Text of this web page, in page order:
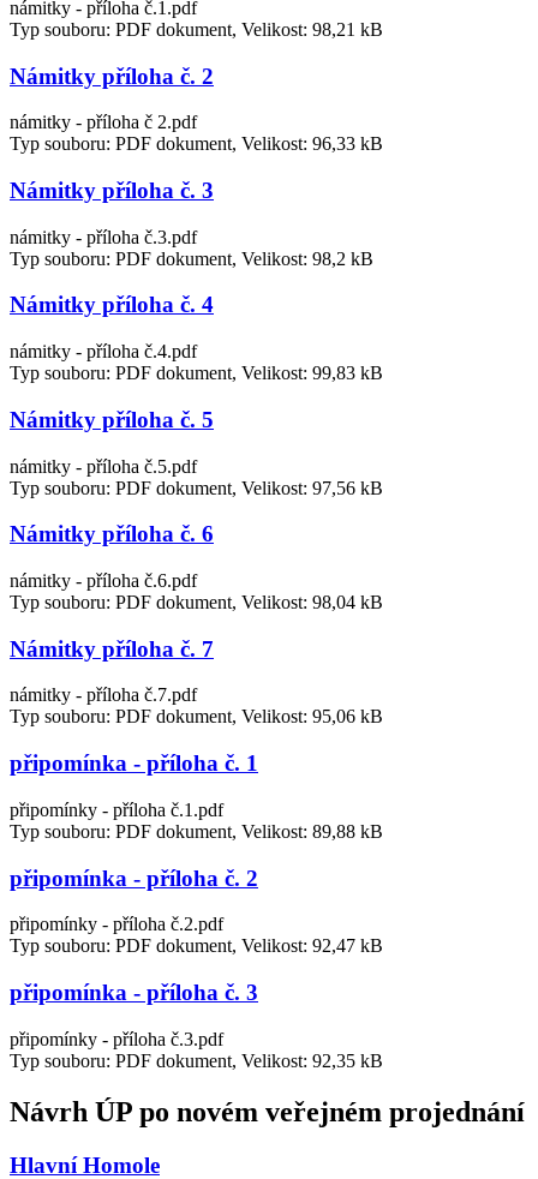
námitky - příloha č.1.pdf
Typ souboru: PDF dokument, Velikost: 98,21 kB
Námitky příloha č. 2
námitky - příloha č 2.pdf
Typ souboru: PDF dokument, Velikost: 96,33 kB
Námitky příloha č. 3
námitky - příloha č.3.pdf
Typ souboru: PDF dokument, Velikost: 98,2 kB
Námitky příloha č. 4
námitky - příloha č.4.pdf
Typ souboru: PDF dokument, Velikost: 99,83 kB
Námitky příloha č. 5
námitky - příloha č.5.pdf
Typ souboru: PDF dokument, Velikost: 97,56 kB
Námitky příloha č. 6
námitky - příloha č.6.pdf
Typ souboru: PDF dokument, Velikost: 98,04 kB
Námitky příloha č. 7
námitky - příloha č.7.pdf
Typ souboru: PDF dokument, Velikost: 95,06 kB
připomínka - příloha č. 1
připomínky - příloha č.1.pdf
Typ souboru: PDF dokument, Velikost: 89,88 kB
připomínka - příloha č. 2
připomínky - příloha č.2.pdf
Typ souboru: PDF dokument, Velikost: 92,47 kB
připomínka - příloha č. 3
připomínky - příloha č.3.pdf
Typ souboru: PDF dokument, Velikost: 92,35 kB
Návrh ÚP po novém veřejném projednání
Hlavní Homole